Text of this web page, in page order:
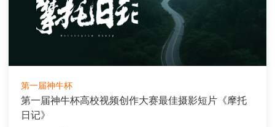
第一届神牛杯
第一届神牛杯高校视频创作大赛最佳摄影短片《摩托
日记》